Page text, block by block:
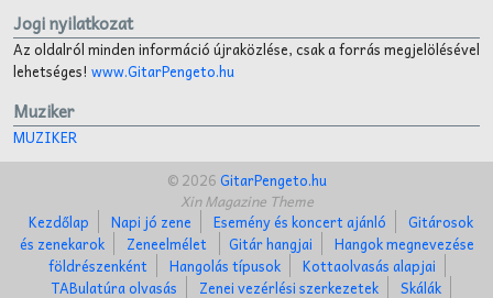
Jogi nyilatkozat
Az oldalról minden információ újraközlése, csak a forrás megjelölésével
lehetséges! www.GitarPengeto.hu
Muziker
MUZIKER
© 2026GitarPengeto.hu
Xin Magazine Theme
Kezdőlap
Napi jó zene Esemény és koncert ajánló
Gitárosok
és zenekarok
Zeneelmélet Gitár hangjai
Hangok megnevezése
földrészenként
Hangolás típusok
Kottaolvasás alapjai
TABulatúra olvasás
Zenei vezérlési szerkezetek
Skálák